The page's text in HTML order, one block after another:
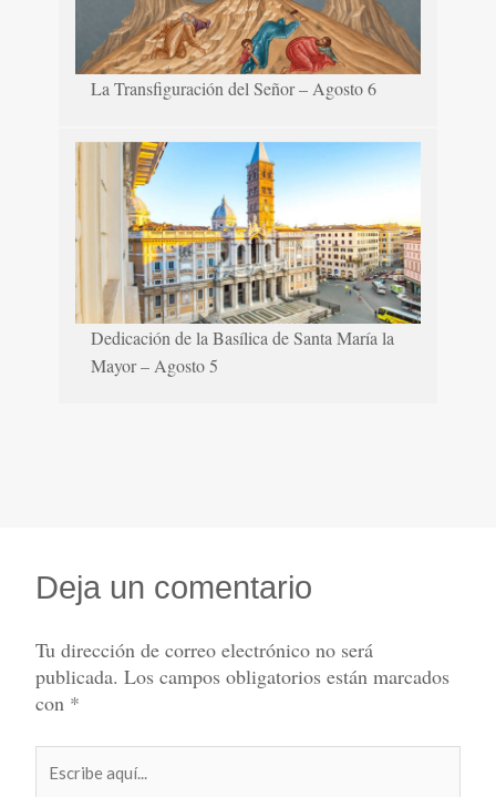
La Transfiguración del Señor – Agosto 6
Dedicación de la Basílica de Santa María la
Mayor – Agosto 5
Deja un comentario
Tu dirección de correo electrónico no será
publicada. Los campos obligatorios están marcados
con *
aquí...